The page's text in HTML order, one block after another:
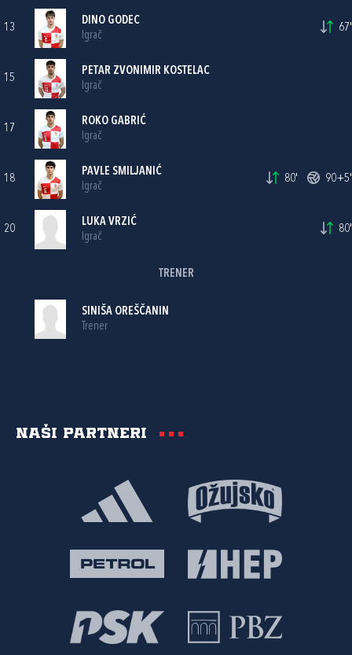
13
DINO GODEC
Igrač
67'
15
PETAR ZVONIMIR KOSTELAC
Igrač
17
ROKO GABRIĆ
Igrač
18
PAVLE SMILJANIĆ
Igrač
80' 90+5'
20
LUKA VRZIĆ
Igrač
80'
TRENER
SINIŠA OREŠČANIN
Trener
Naši partneri